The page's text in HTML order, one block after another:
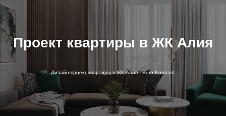
Проект квартиры в ЖК Алия
Дизайн-проект квартиры в ЖК Алия - Buro Kontrast